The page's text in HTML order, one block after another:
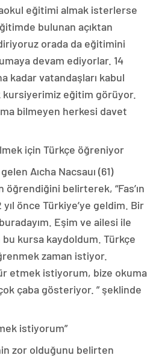
eğitimi almak isterlerse
bulunan açıktan
orada da eğitimini
devam ediyorlar. 14
kadar vatandaşları kabul
eğitim görüyor.
bilmeyen herkesi davet
için Türkçe öğreniyor
Aıcha Nacsauı (61)
belirterek, “Fas’ın
önce Türkiye’ye geldim. Bir
Eşim ve ailesi ile
kursa kaydoldum. Türkçe
zaman istiyor.
etmek istiyorum, bize okuma
çaba gösteriyor. ” şeklinde
istiyorum”
zor olduğunu belirten